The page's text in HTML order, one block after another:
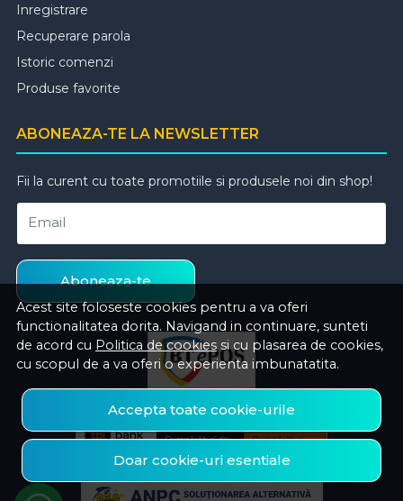
Acest site foloseste cookies pentru a va oferi
functionalitatea dorita. Navigand in continuare, sunteti
de acord cu Politica de cookies si cu plasarea de cookies,
cu scopul de a va oferi o experienta imbunatatita.
Accepta toate cookie-urile
Doar cookie-uri esentiale
Inregistrare
Recuperare parola
Istoric comenzi
Produse favorite
ABONEAZA-TE LA NEWSLETTER
Fii la curent cu toate promotiile si produsele noi din shop!
Email
Aboneaza-te